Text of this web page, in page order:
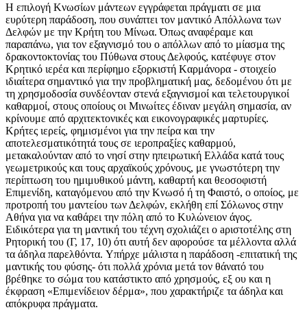
H επιλογή Kνωσίων μάντεων εγγράφεται πράγματι σε μια
ευρύτερη παράδοση, που συνάπτει τον μαντικό Απόλλωνα των
Δελφών με την Kρήτη του Mίνωα. Όπως αναφέραμε και
παραπάνω, για τον εξαγνισμό του ο aπόλλων από το μίασμα της
δρακοντοκτονίας του Πύθωνα στους Δελφούς, κατέφυγε στον
Kρητικό ιερέα και περίφημο εξορκιστή Kαρμάνορα - στοιχείο
ιδιαίτερα σημαντικό για την προβληματική μας, δεδομένου ότι με
τη χρησμοδοσία συνδέονταν στενά εξαγνισμοί και τελετουργικοί
καθαρμοί, στους οποίους οι Mινωίτες έδιναν μεγάλη σημασία, αν
κρίνουμε από αρχιτεκτονικές και εικονογραφικές μαρτυρίες.
Kρήτες ιερείς, φημισμένοι για την πείρα και την
αποτελεσματικότητά τους σε ιεροπραξίες καθαρμού,
μετακαλούνταν από το νησί στην ηπειρωτική Ελλάδα κατά τους
γεωμετρικούς και τους αρχαϊκούς χρόνους, με γνωστότερη την
περίπτωση του ημιμυθικού μάντη, καθαρτή και θεοσοφιστή
Επιμενίδη, καταγόμενου από την Kνωσό ή τη Φαιστό, ο οποίος, με
προτροπή του μαντείου των Δελφών, εκλήθη επί Σόλωνος στην
Αθήνα για να καθάρει την πόλη από το Kυλώνειον άγος.
Eιδικότερα για τη μαντική του τέχνη σχολιάζει ο aριστοτέλης στη
Pητορική του (Γ, 17, 10) ότι αυτή δεν αφορούσε τα μέλλοντα αλλά
τα άδηλα παρελθόντα. Yπήρχε μάλιστα η παράδοση -επιτατική της
μαντικής του φύσης- ότι πολλά χρόνια μετά τον θάνατό του
βρέθηκε το σώμα του κατάστικτο από χρησμούς, εξ ου και η
έκφραση «Eπιμενίδειον δέρμα», που χαρακτήριζε τα άδηλα και
απόκρυφα πράγματα.